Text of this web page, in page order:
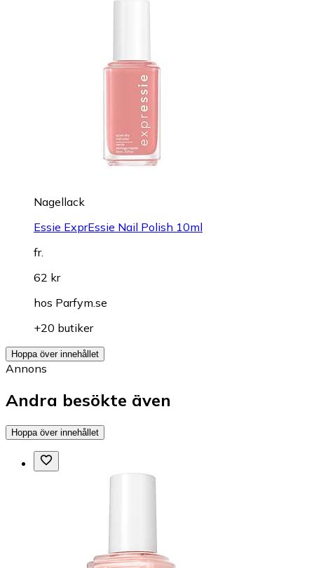
Nagellack
Essie ExprEssie Nail Polish 10ml
fr.
62 kr
hos Parfym.se
+20 butiker
Hoppa över innehållet
Annons
Andra besökte även
Hoppa över innehållet